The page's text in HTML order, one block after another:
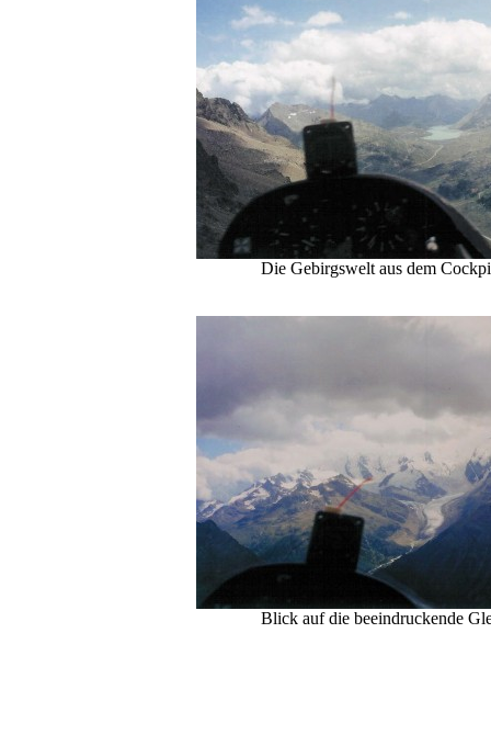
Die Gebirgswelt aus dem
Blick auf die beeindruckende